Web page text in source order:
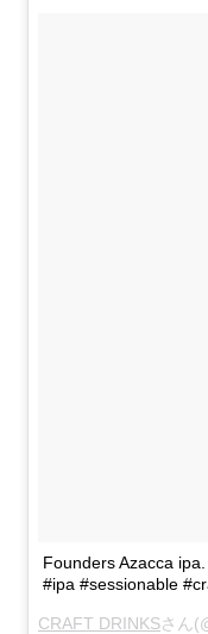
Founders Azacca
#ipa #sessionable
CRAFT DRINKSさん